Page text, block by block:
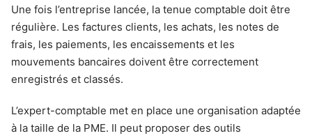
Une fois l’entreprise lancée, la tenue comptable doit être
régulière. Les factures clients, les achats, les notes de
frais, les paiements, les encaissements et les
mouvements bancaires doivent être correctement
enregistrés et classés.
L’expert-comptable met en place une organisation adaptée
à la taille de la PME. Il peut proposer des outils